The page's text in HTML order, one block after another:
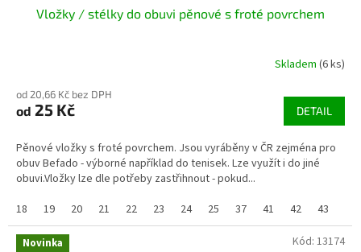
Vložky / stélky do obuvi pěnové s froté povrchem
Skladem (6 ks)
od 20,66 Kč bez DPH
od 25 Kč DETAIL
Pěnové vložky s froté povrchem. Jsou vyráběny v ČR zejména pro
obuv Befado - výborné například do tenisek. Lze využít i do jiné
obuvi.Vložky lze dle potřeby zastřihnout - pokud...
18
19 20 21 22 23 24 25 37 41 42 43
Novinka Kód: 13174